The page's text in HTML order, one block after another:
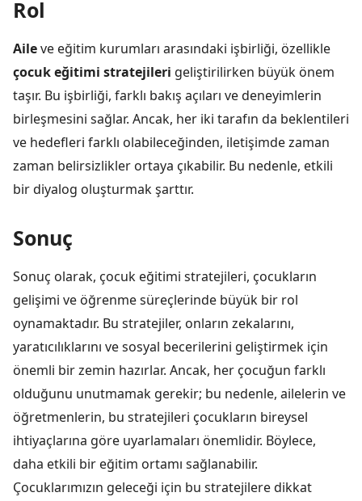
Rol
Aileve eğitim kurumları arasındaki işbirliği, özellikle
çocuk eğitimi stratejileri geliştirilirken büyük önem
taşır. Bu işbirliği, farklı bakış açıları ve deneyimlerin
birleşmesini sağlar. Ancak, her iki tarafın da beklentileri
ve hedefleri farklı olabileceğinden, iletişimde zaman
zaman belirsizlikler ortaya çıkabilir. Bu nedenle, etkili
bir diyalog oluşturmak şarttır.
Sonuç
Sonuç olarak, çocuk eğitimi stratejileri, çocukların
gelişimi ve öğrenme süreçlerinde büyük bir rol
oynamaktadır. Bu stratejiler, onların zekalarını,
yaratıcılıklarını ve sosyal becerilerini geliştirmek için
önemli bir zemin hazırlar. Ancak, her çocuğun farklı
olduğunu unutmamak gerekir; bu nedenle, ailelerin ve
öğretmenlerin, bu stratejileri çocukların bireysel
ihtiyaçlarına göre uyarlamaları önemlidir. Böylece,
daha etkili bir eğitim ortamı sağlanabilir.
Çocuklarımızın geleceği için bu stratejilere dikkat